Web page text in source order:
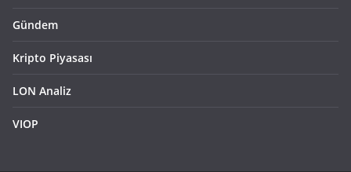
Gündem
Kripto Piyasası
LON Analiz
VIOP